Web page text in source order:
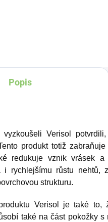
obsáhlejší?
Popis
vyzkoušeli Verisol
produkt totiž
redukuje vznik vrásek
i rychlejšímu růstu nehtů,
strukturu.
Verisol je také to,
také na část pokožky